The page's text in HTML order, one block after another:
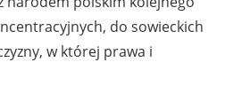
do sowieckich
w której prawa i